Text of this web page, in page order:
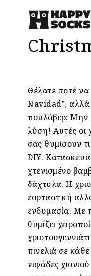
Θέλατε ποτέ να
Navidad”, αλλά
πουλόβερ; Μην
λύση! Αυτές οι
σας θυμίσουν
DIY.
χτενισμένο
δάχτυλα. Η
εορταστική
ενδυμασία. Με
θυμίζει
πινελιά σε
νιφάδες